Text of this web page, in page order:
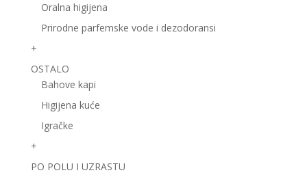
Oralna higijena
Prirodne parfemske vode i dezodoransi
+
OSTALO
Bahove kapi
Higijena kuće
Igračke
+
PO POLU I UZRASTU